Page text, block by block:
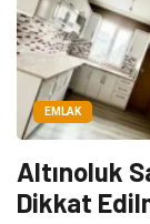
EMLAK
Altınoluk
Dikkat